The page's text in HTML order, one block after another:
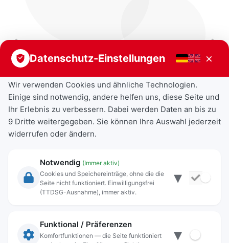
Rechtliche Angaben
Datenschutz
Anschrift
Datenschutz-Einstellungen ×
Wir verwenden Cookies und ähnliche Technologien.
Einige sind notwendig, andere helfen uns, diese Seite und
Ihr Erlebnis zu verbessern. Dabei werden Daten an bis zu
9 Dritte weitergegeben. Sie können Ihre Auswahl jederzeit
widerrufen oder ändern.
Notwendig (Immer aktiv)
Cookies und Speichereinträge, ohne die die
Seite nicht funktioniert. Einwilligungsfrei
(TTDSG-Ausnahme), immer aktiv.
▾
Funktional / Präferenzen
Komfortfunktionen — die Seite funktioniert
▾